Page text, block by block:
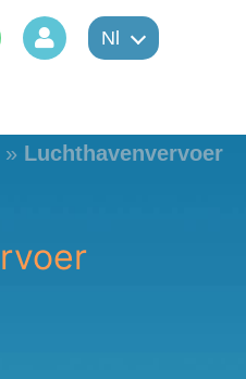
Nl
» Luchthavenvervoer